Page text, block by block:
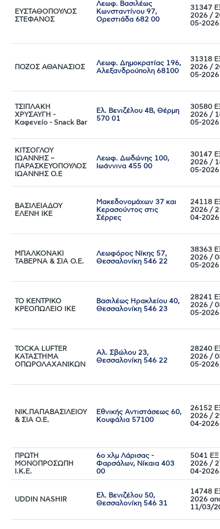
ΕΥΣΤΑΘΟΠΟΥΛΟΣ
ΣΤΕΦΑΝΟΣ
Λεωφ. Βασιλέως
Κωνσταντίνου 97,
Ορεστιάδα 682 00
31347
2026 /
05-2026
ΠΟΖΟΣ ΑΘΑΝΑΣΙΟΣ
Λεωφ. Δημοκρατίας 196,
Αλεξανδρούπολη 68100
31318
2026 /
05-2026
ΤΣΙΠΛΑΚΗ
ΧΡΥΣΑΥΓΗ -
Καφενείο - Snack Bar
Ελ. Βενιζέλου 4Β, Θέρμη
570 01
30580
2026 /
05-2026
ΚΙΤΣΟΓΛΟΥ
ΙΩΑΝΝΗΣ –
ΠΑΡΑΣΚΕΥΟΠΟΥΛΟΣ
ΙΩΑΝΝΗΣ Ο.Ε
Λεωφ. Δωδώνης 100,
Ιωάννινα 455 00
30147
2026 /
05-2026
ΒΑΣΙΛΕΙΑΔΟΥ
ΕΛΕΝΗ ΙΚΕ
Μακεδονομάχων 37 και
Κερασούντος στις
Σέρρες
24118
2026 /
04-2026
ΜΠΑΛΚΟΝΑΚΙ
ΤΑΒΕΡΝΑ & ΣΙΑ Ο.Ε.
Λεωφόρος Νίκης 57,
Θεσσαλονίκη 546 22
38363
2026 /
05-2026
ΤΟ ΚΕΝΤΡΙΚΟ
ΚΡΕΟΠΩΛΕΙΟ ΙΚΕ
Βασιλέως Ηρακλείου 40,
Θεσσαλονίκη 546 23
28241
2026 /
05-2026
TOCKA LUFTER
ΚΑΤΑΣΤΗΜΑ
ΟΠΩΡΟΛΑΧΑΝΙΚΩΝ
Αλ. Σβώλου 23,
Θεσσαλονίκη 546 22
28240
2026 /
05-2026
ΝΙΚ.ΠΑΠΑΒΑΣΙΛΕΙΟΥ
& ΣΙΑ Ο.Ε.
Εθνικής Αντιστάσεως 60,
Κουφάλια 57100
26152
2026 /
04-2026
ΠΡΩΤΗ
ΜΟΝΟΠΡΟΣΩΠΗ
Ι.Κ.Ε.
6ο χλμ Λάρισας -
Φαρσάλων, Νίκαια 403
00
5041 ΕΞ
2026 /
04-2026
UDDIN NASHIR
Ελ. Βενιζέλου 50,
Θεσσαλονίκη 546 31
14748
2026
11/03/